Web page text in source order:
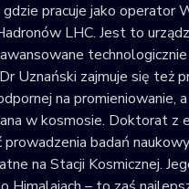
pracuje jako operator
LHC. Jest to
Uznański zajmuje się też
na promieniowanie,
w kosmosie. Doktorat z
prowadzenia badań
na Stacji Kosmicznej.